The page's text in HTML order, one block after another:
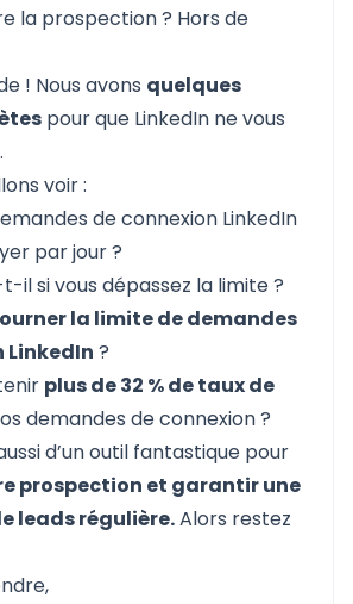
la prospection ? Hors de
! Nous avons quelques
pour que LinkedIn ne vous
voir :
de connexion LinkedIn
par jour ?
il si vous dépassez la limite ?
la limite de demandes
LinkedIn ?
plus de 32 % de taux de
demandes de connexion ?
d’un outil fantastique pour
prospection et garantir une
leads régulière.Alors restez